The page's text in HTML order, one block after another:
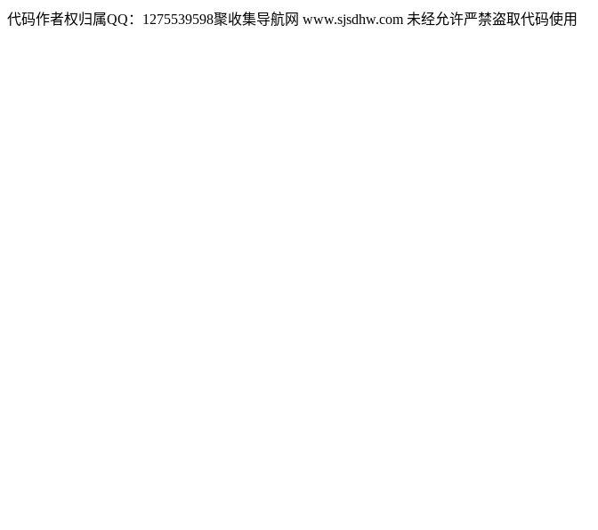
代码作者权归属QQ：1275539598聚收集导航网 www.sjsdhw.com 未经允许严禁盗取代码使用